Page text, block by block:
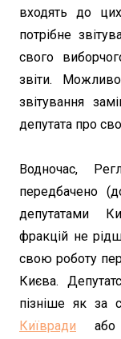
входять до
потрібне
свого
звіти.
звітування
депутата про
Водночас,
передбачено
депутатами
фракцій не
свою роботу
Києва.
пізніше як за
Київради або